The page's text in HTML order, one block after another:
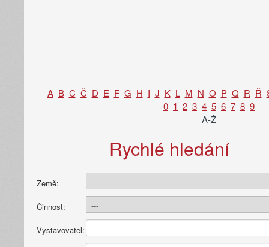
A B C Č D E F G H I J K L M N O P Q R Ř
0 1 2 3 4 5 6 7 8 9
A-Ž
Rychlé hledání
Země:
Činnost:
Vystavovatel: